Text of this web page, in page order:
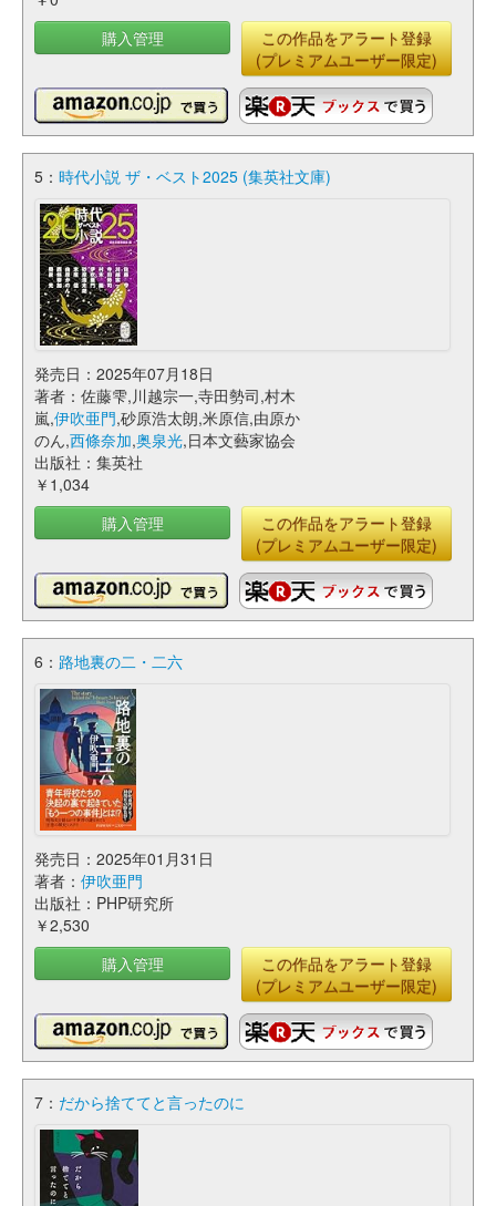
購入管理
この作品をアラート登録
(プレミアムユーザー限定)
5： 時代小説 ザ・ベスト2025 (集英社文庫)
発売日：2025年07月18日
著者：佐藤雫,川越宗一,寺田勢司,村木
嵐,伊吹亜門,砂原浩太朗,米原信,由原か
のん,西條奈加,奥泉光,日本文藝家協会
出版社：集英社
￥1,034
購入管理
この作品をアラート登録
(プレミアムユーザー限定)
6： 路地裏の二・二六
発売日：2025年01月31日
著者： 伊吹亜門
出版社：PHP研究所
￥2,530
購入管理
この作品をアラート登録
(プレミアムユーザー限定)
7： だから捨ててと言ったのに